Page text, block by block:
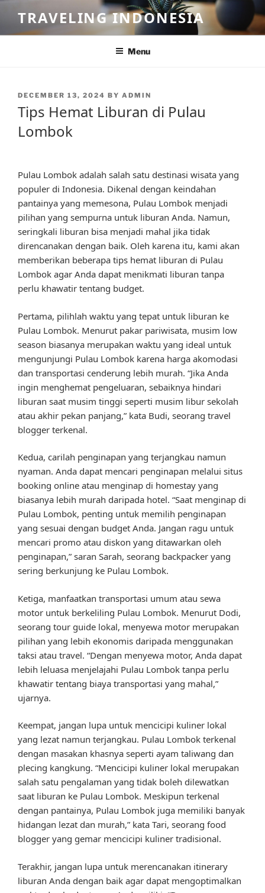
content
TRAVELING INDONESIA
Menu
POSTED
ON
DECEMBER 13, 2024 BY ADMIN
Tips Hemat Liburan di Pulau
Lombok
Pulau Lombok adalah salah satu destinasi wisata yang
populer di Indonesia. Dikenal dengan keindahan
pantainya yang memesona, Pulau Lombok menjadi
pilihan yang sempurna untuk liburan Anda. Namun,
seringkali liburan bisa menjadi mahal jika tidak
direncanakan dengan baik. Oleh karena itu, kami akan
memberikan beberapa tips hemat liburan di Pulau
Lombok agar Anda dapat menikmati liburan tanpa
perlu khawatir tentang budget.
Pertama, pilihlah waktu yang tepat untuk liburan ke
Pulau Lombok. Menurut pakar pariwisata, musim low
season biasanya merupakan waktu yang ideal untuk
mengunjungi Pulau Lombok karena harga akomodasi
dan transportasi cenderung lebih murah. “Jika Anda
ingin menghemat pengeluaran, sebaiknya hindari
liburan saat musim tinggi seperti musim libur sekolah
atau akhir pekan panjang,” kata Budi, seorang travel
blogger terkenal.
Kedua, carilah penginapan yang terjangkau namun
nyaman. Anda dapat mencari penginapan melalui situs
booking online atau menginap di homestay yang
biasanya lebih murah daripada hotel. “Saat menginap di
Pulau Lombok, penting untuk memilih penginapan
yang sesuai dengan budget Anda. Jangan ragu untuk
mencari promo atau diskon yang ditawarkan oleh
penginapan,” saran Sarah, seorang backpacker yang
sering berkunjung ke Pulau Lombok.
Ketiga, manfaatkan transportasi umum atau sewa
motor untuk berkeliling Pulau Lombok. Menurut Dodi,
seorang tour guide lokal, menyewa motor merupakan
pilihan yang lebih ekonomis daripada menggunakan
taksi atau travel. “Dengan menyewa motor, Anda dapat
lebih leluasa menjelajahi Pulau Lombok tanpa perlu
khawatir tentang biaya transportasi yang mahal,”
ujarnya.
Keempat, jangan lupa untuk mencicipi kuliner lokal
yang lezat namun terjangkau. Pulau Lombok terkenal
dengan masakan khasnya seperti ayam taliwang dan
plecing kangkung. “Mencicipi kuliner lokal merupakan
salah satu pengalaman yang tidak boleh dilewatkan
saat liburan ke Pulau Lombok. Meskipun terkenal
dengan pantainya, Pulau Lombok juga memiliki banyak
hidangan lezat dan murah,” kata Tari, seorang food
blogger yang gemar mencicipi kuliner tradisional.
Terakhir, jangan lupa untuk merencanakan itinerary
liburan Anda dengan baik agar dapat mengoptimalkan